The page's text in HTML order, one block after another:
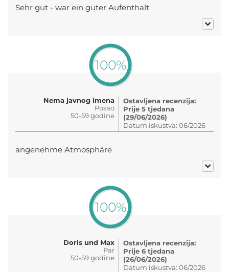
Sehr gut - war ein guter Aufenthalt
100%
Nema javnog imena
Posao
50-59 godine
Ostavljena recenzija:
Prije 5 tjedana
(29/06/2026)
Datum iskustva: 06/2026
angenehme Atmosphäre
100%
Doris und Max
Par
50-59 godine
Ostavljena recenzija:
Prije 6 tjedana
(26/06/2026)
Datum iskustva: 06/2026